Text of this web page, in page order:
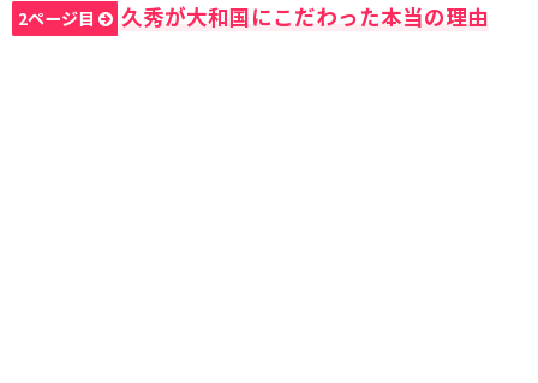
2ページ目 久秀が大和国にこだわった本当の理由